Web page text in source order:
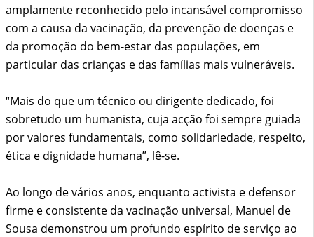
amplamente reconhecido pelo incansável compromisso
com a causa da vacinação, da prevenção de doenças e
da promoção do bem-estar das populações, em
particular das crianças e das famílias mais vulneráveis.
“Mais do que um técnico ou dirigente dedicado, foi
sobretudo um humanista, cuja acção foi sempre guiada
por valores fundamentais, como solidariedade, respeito,
ética e dignidade humana”, lê-se.
Ao longo de vários anos, enquanto activista e defensor
firme e consistente da vacinação universal, Manuel de
Sousa demonstrou um profundo espírito de serviço ao